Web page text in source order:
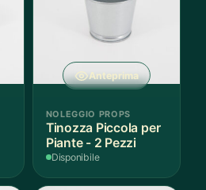
Anteprima
NOLEGGIO PROPS
Tinozza Piccola per
Piante - 2 Pezzi
Disponibile